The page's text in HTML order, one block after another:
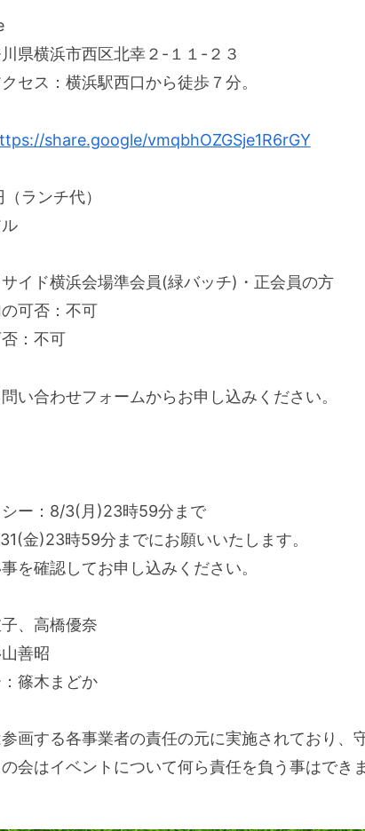
県横浜市西区北幸２-１１-２３
セス：横浜駅西口から徒歩７分。
share.google/vmqbhOZGSje1R6rGY
ランチ代）
イド横浜会場準会員(緑バッチ)・正会員の方
可否：不可
：不可
い合わせフォームからお申し込みください。
ー：8/3(月)23時59分まで
金)23時59分までにお願いいたします。
を確認してお申し込みください。
、高橋優奈
善昭
篠木まどか
画する各事業者の責任の元に実施されており、
会はイベントについて何ら責任を負う事はできま